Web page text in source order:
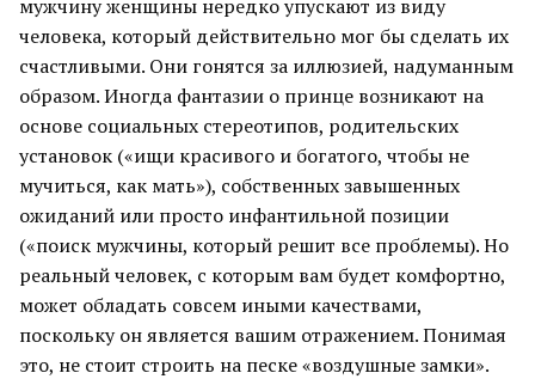
мужчину женщины нередко упускают из виду
человека, который действительно мог бы сделать их
счастливыми. Они гонятся за иллюзией, надуманным
образом. Иногда фантазии о принце возникают на
основе социальных стереотипов, родительских
установок («ищи красивого и богатого, чтобы не
мучиться, как мать»), собственных завышенных
ожиданий или просто инфантильной позиции
(«поиск мужчины, который решит все проблемы). Но
реальный человек, с которым вам будет комфортно,
может обладать совсем иными качествами,
поскольку он является вашим отражением. Понимая
это, не стоит строить на песке «воздушные замки».